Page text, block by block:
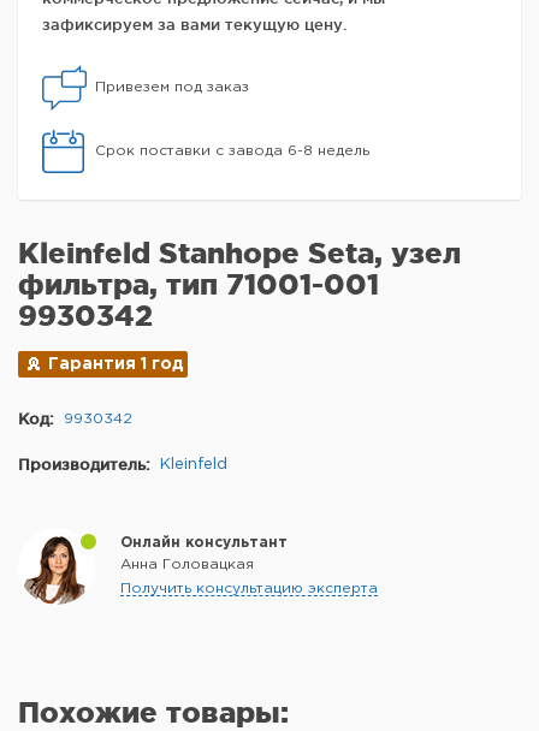
зафиксируем за вами текущую цену.
Привезем под заказ
Срок поставки с завода 6-8 недель
Kleinfeld Stanhope Seta, узел
фильтра, тип 71001-001
9930342
Гарантия 1 год
Код: 9930342
Производитель: Kleinfeld
Онлайн консультант
Анна Головацкая
Получить консультацию эксперта
Похожие товары: